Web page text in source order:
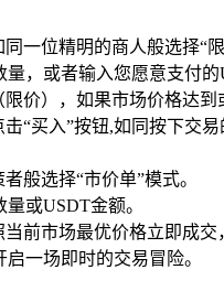
一位精明的商人般选择“限
，或者输入您愿意支付
价），如果市场价格达
“买入”按钮,如同按下交易
般选择“市价单”模式。
或USDT金额。
前市场最优价格立即成
一场即时的交易冒险。